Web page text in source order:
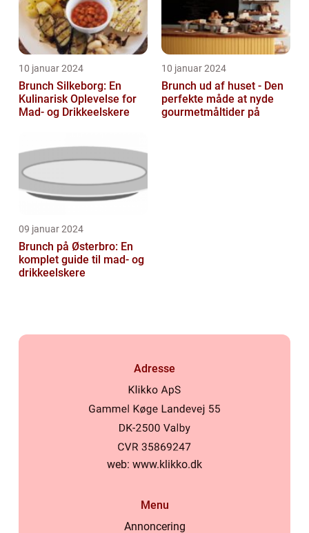
10 januar 2024
Brunch Silkeborg: En
Kulinarisk Oplevelse for
Mad- og Drikkeelskere
10 januar 2024
Brunch ud af huset - Den
perfekte måde at nyde
gourmetmåltider på
09 januar 2024
Brunch på Østerbro: En
komplet guide til mad- og
drikkeelskere
Adresse
web: www.klikko.dk
Menu
Annoncering